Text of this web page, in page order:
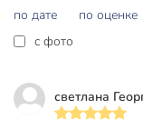
Частые вопросы:
Каждый стакан
объём для воды,
по дате
по оценке
c фото
светлана